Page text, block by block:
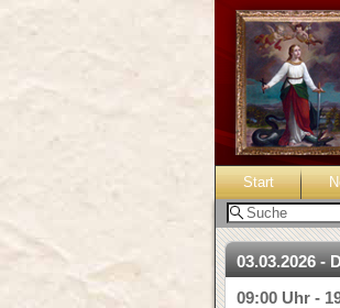
Start
03.03.2026 -
09:00 Uhr -